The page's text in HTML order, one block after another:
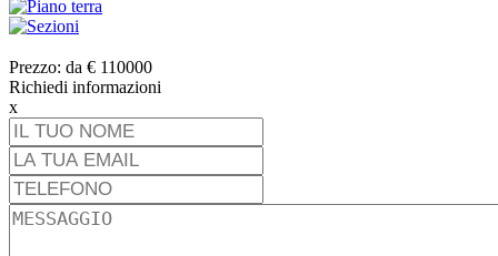
Prezzo: da € 110000
Richiedi informazioni
x